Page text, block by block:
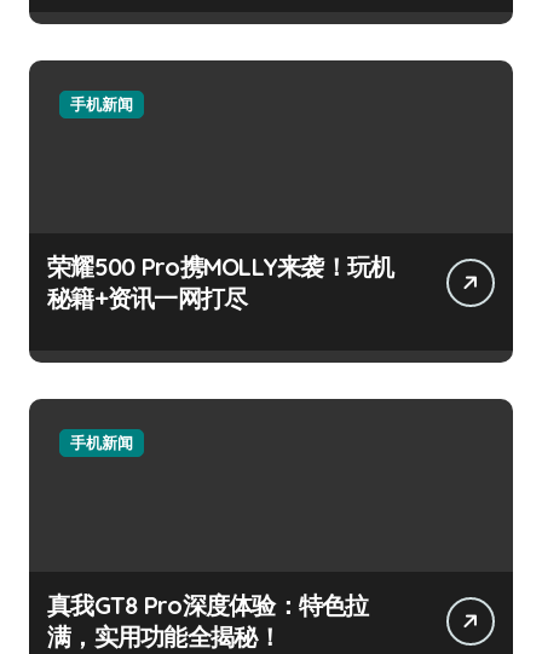
手机新闻
荣耀500 Pro携MOLLY来袭！玩机
秘籍+资讯一网打尽
手机新闻
真我GT8 Pro深度体验：特色拉
满，实用功能全揭秘！